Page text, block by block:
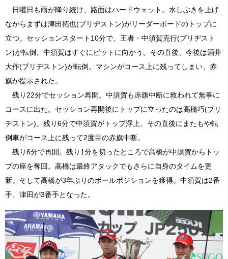
日曜日も雨が降り続け、路面はハードウェット。水しぶきを上げ
ながらまずは津田拓也(ブリヂストン)がリーダーボードのトップに
立つ。セッションスタート10分で、王者・中須賀克行(ブリヂスト
ン)が転倒。中須賀はすぐにピットに向かう。その直後、今後は酒井
大作(ブリヂストン)が転倒。マシンがコース上に残ってしまい、赤
旗が提示された。
残り22分でセッション再開。中須賀も赤旗中断に救われて無事に
コースに出た。セッション再開後にトップに立ったのは高橋巧(ブリ
ヂストン)。残り6分で中須賀がトップ浮上。その直後にまたもや転
倒車がコース上に残って2度目の赤旗中断。
残り6分で再開。残り1分を切ったところで高橋が中須賀からトッ
プの座を奪回。高橋は最終アタックでもさらに自身のタイムを更
新。そして高橋が3年ぶりのポールポジションを獲得。中須賀は2番
手、津田が3番手となった。